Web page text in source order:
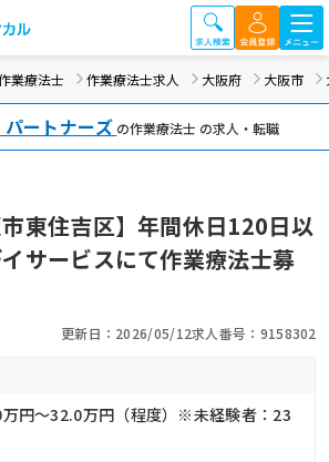
業療法士 作業療法士求人 大阪府 大阪市
ートナーズ の作業療法士 の求人・転職
市東住吉区】年間休日120日以
サービスにて作業療法士募
更新日：2026/05/12求人番号：9158302
万円〜32.0万円（程度）※未経験者：23